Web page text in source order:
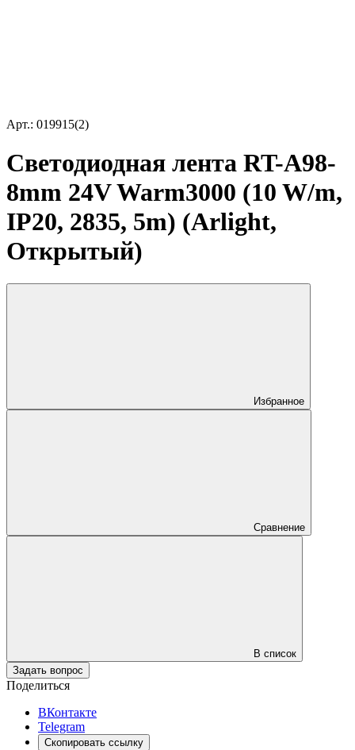
Арт.: 019915(2)
Светодиодная лента RT-A98-
8mm 24V Warm3000 (10 W/m,
IP20, 2835, 5m) (Arlight,
Открытый)
Избранное
Сравнение
В список
Задать вопрос
Поделиться
ВКонтакте
Telegram
Скопировать ссылку